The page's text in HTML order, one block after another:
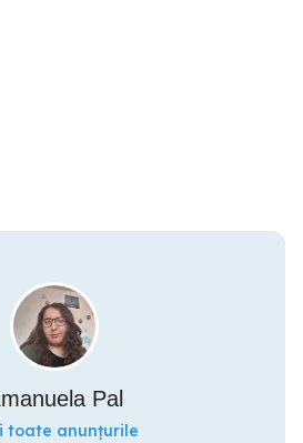
Pal
toate anunțurile